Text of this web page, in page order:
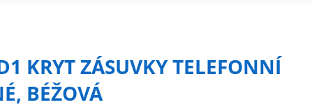
KRYT ZÁSUVKY TELEFONNÍ
BÉŽOVÁ